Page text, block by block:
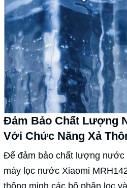
Đảm Bảo Chất Lượng
Với Chức Năng Xả
Để đảm bảo chất lượng nước
máy lọc nước Xiaomi